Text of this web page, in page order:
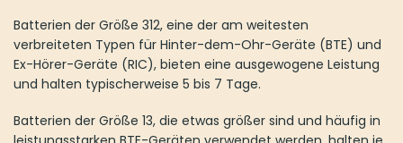
Batterien der Größe 312, eine der am weitesten
verbreiteten Typen für Hinter-dem-Ohr-Geräte (BTE) und
Ex-Hörer-Geräte (RIC), bieten eine ausgewogene Leistung
und halten typischerweise 5 bis 7 Tage.
Batterien der Größe 13, die etwas größer sind und häufig in